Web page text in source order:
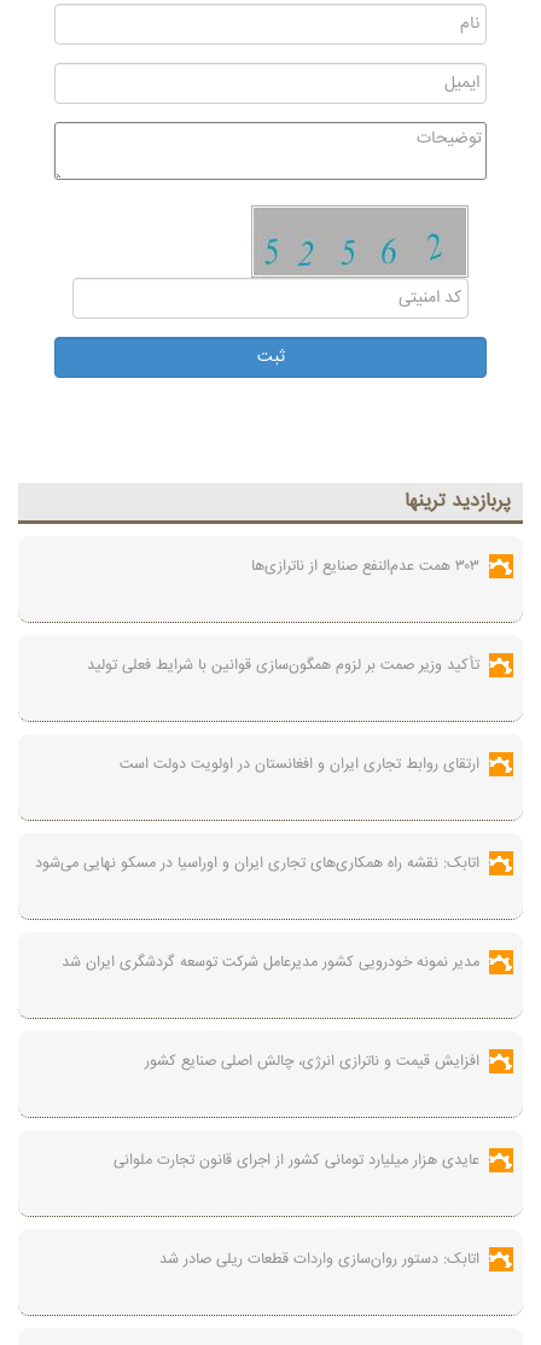
پربازديد ترينها
۳۰۳ همت عدم‌النفع صنایع از ناترازی‌ها
تأکید وزیر صمت بر لزوم همگون‌سازی قوانین با شرایط فعلی تولید
ارتقای روابط تجاری ایران و افغانستان در اولویت دولت است
اتابک: نقشه راه همکاری‌های تجاری ایران و اوراسیا در مسکو نهایی می‌شود
مدیر نمونه خودرویی کشور مدیرعامل شرکت توسعه گردشگری ایران شد
افزایش قیمت و ناترازی انرژی، چالش اصلی صنایع کشور
عایدی هزار میلیارد تومانی کشور از اجرای قانون تجارت ملوانی
اتابک: دستور روان‌سازی واردات قطعات ریلی صادر شد